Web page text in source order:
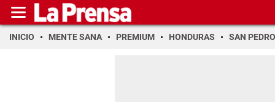
INICIO MENTE SANA PREMIUM HONDURAS SAN PEDRO